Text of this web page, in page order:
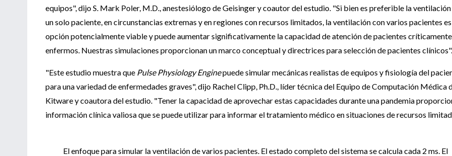
equipos", dijo S. Mark Poler, M.D., anestesiólogo de Geisinger y coautor del estudio. "Si bien es preferible la
un solo paciente, en circunstancias extremas y en regiones con recursos limitados, la ventilación con varios pacientes
opción potencialmente viable y puede aumentar significativamente la capacidad de atención de pacientes críticamente
enfermos. Nuestras simulaciones proporcionan un marco conceptual y directrices para selección de pacientes clínicos".
"Este estudio muestra que Pulse Physiology Enginepuede simular mecánicas realistas de equipos y fisiología del
para una variedad de enfermedades graves", dijo Rachel Clipp, Ph.D., líder técnica del Equipo de Computación Médica
Kitware y coautora del estudio. "Tener la capacidad de aprovechar estas capacidades durante una pandemia
información clínica valiosa que se puede utilizar para informar el tratamiento médico en situaciones de recursos
El enfoque para simular la ventilación de varios pacientes. El estado completo del sistema se calcula cada 2 ms. El